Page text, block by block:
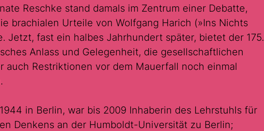
Reschke stand damals im Zentrum einer Debatte,
brachialen Urteile von Wolfgang Harich (»Ins Nichts
Jetzt, fast ein halbes Jahrhundert später, bietet der 175.
Anlass und Gelegenheit, die gesellschaftlichen
auch Restriktionen vor dem Mauerfall noch einmal
in Berlin, war bis 2009 Inhaberin des Lehrstuhls für
Denkens an der Humboldt-Universität zu Berlin;